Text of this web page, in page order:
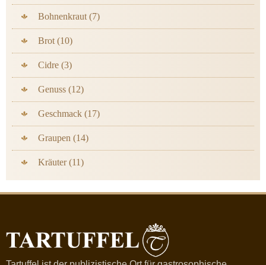
Bohnenkraut (7)
Brot (10)
Cidre (3)
Genuss (12)
Geschmack (17)
Graupen (14)
Kräuter (11)